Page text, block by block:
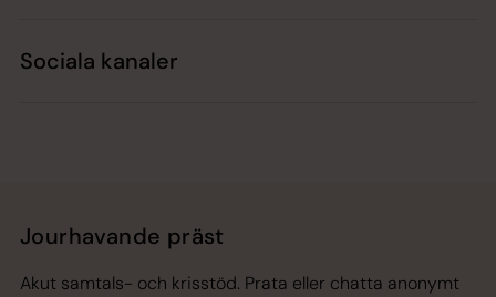
Sociala kanaler
Jourhavande präst
Akut samtals- och krisstöd. Prata eller chatta anonymt